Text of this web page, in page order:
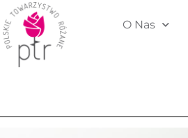
O Nas